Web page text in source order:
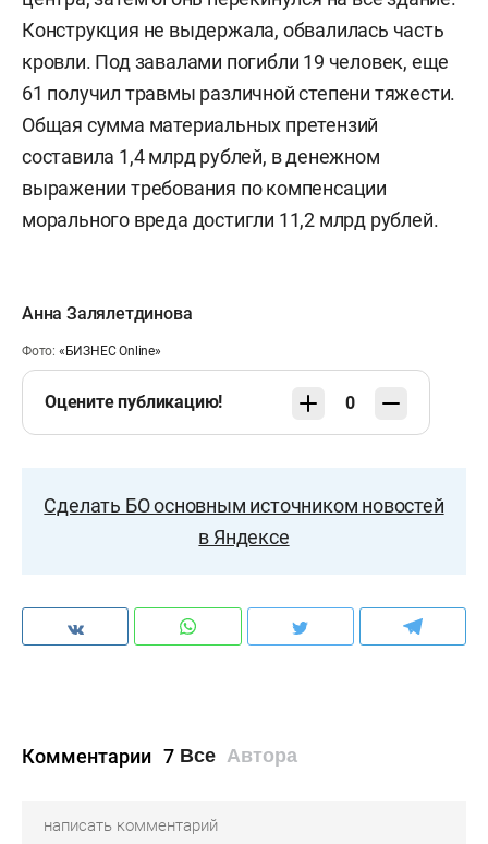
Конструкция не выдержала, обвалилась часть
кровли. Под завалами погибли 19 человек, еще
61 получил травмы различной степени тяжести.
Общая сумма материальных претензий
составила 1,4 млрд рублей, в денежном
выражении требования по компенсации
морального вреда достигли 11,2 млрд рублей.
Анна Залялетдинова
Фото: «БИЗНЕС Online»
Оцените публикацию! 0
Сделать БО основным источником новостей
в Яндексе
Комментарии 7 Все Автора